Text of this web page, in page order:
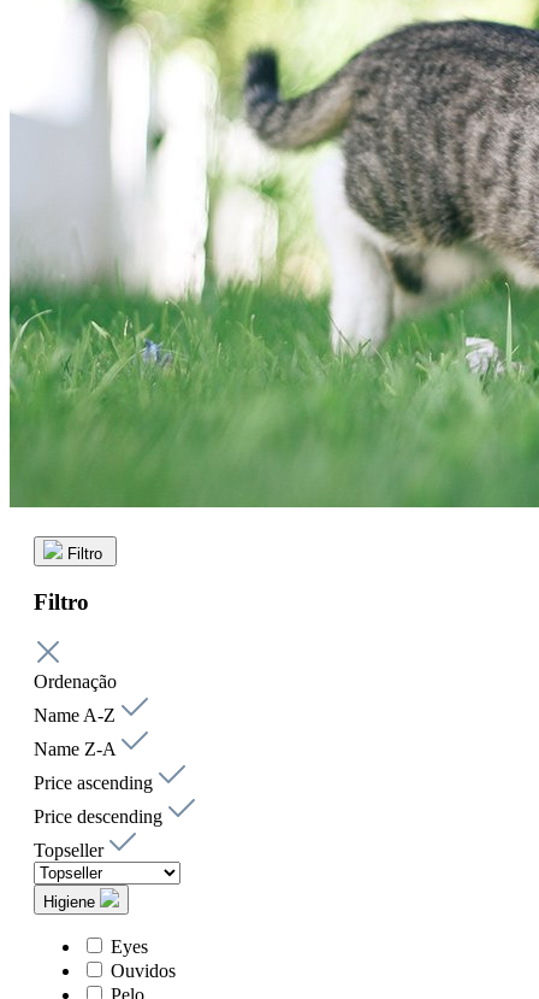
Filtro
Filtro
Ordenação
Name A-Z
Name Z-A
Price ascending
Price descending
Topseller
Higiene
Eyes
Ouvidos